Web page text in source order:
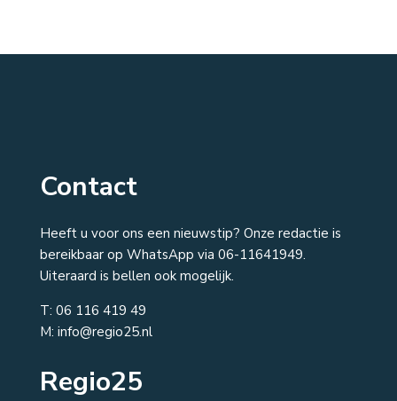
Contact
Heeft u voor ons een nieuwstip? Onze redactie is
bereikbaar op WhatsApp via 06-11641949.
Uiteraard is bellen ook mogelijk.
T: 06 116 419 49
M: info@regio25.nl
Regio25